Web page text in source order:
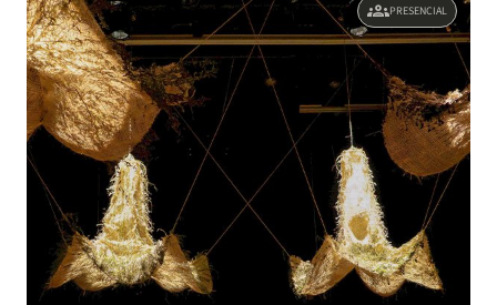
groupsPRESENCIAL